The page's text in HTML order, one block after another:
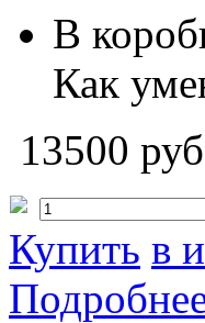
В
Как
13500
Купить в